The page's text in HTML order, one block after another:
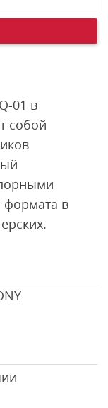
01 в
собой
формата в